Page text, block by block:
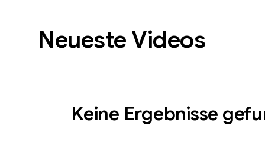
Neueste Videos
Keine Ergebnisse